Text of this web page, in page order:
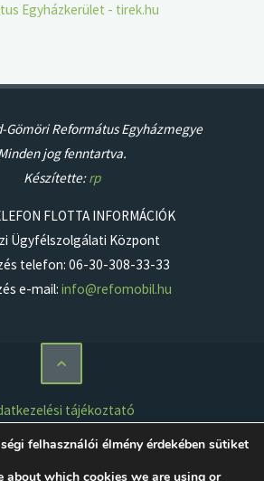
Egyházkerület - tirek.hu
Gömöri Református Egyházmegye
jog fenntartva.
Készítette:rp
FLOTTA INFORMÁCIÓK
Ügyfélszolgálati Központ
telefon: 06-30-308-33-33
e-mail: info@refomobil.hu
tájékoztató
Impresszum
Jogi nyilatkozat
felhasználói élmény érdekében sütiket
about which cookies we are using or